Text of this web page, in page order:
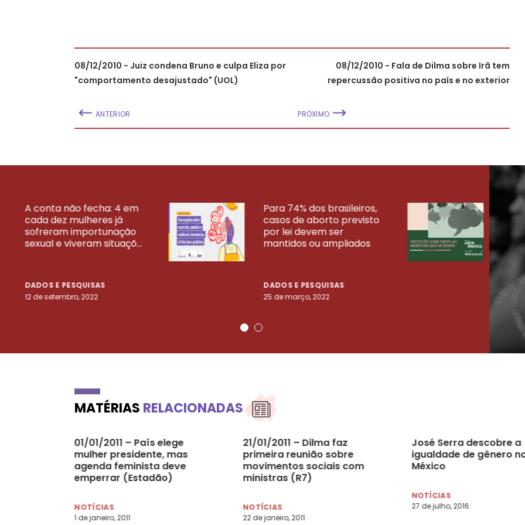
08/12/2010 - Juiz condena Bruno e culpa Eliza por
"comportamento desajustado" (UOL)
ANTERIOR
08/12/2010 - Fala de Dilma sobre Irã tem
repercussão positiva no país e no exterior
PRÓXIMO
A conta não fecha: 4 em
cada dez mulheres já
sofreram importunação
sexual e viveram situaçõ...
DADOS E PESQUISAS
12 de setembro, 2022
Para 74% dos brasileiros,
casos de aborto previsto
por lei devem ser
mantidos ou ampliados
DADOS E PESQUISAS
25 de março, 2022
23
VEJA MAIS PESQUISAS
MATÉRIAS RELACIONADAS
01/01/2011 – País elege
mulher presidente, mas
agenda feminista deve
emperrar (Estadão)
NOTÍCIAS
1 de janeiro, 2011
21/01/2011 – Dilma faz
primeira reunião sobre
movimentos sociais com
ministras (R7)
NOTÍCIAS
22 de janeiro, 2011
José Serra descobre a
igualdade de gênero
México
NOTÍCIAS
27 de julho, 2016